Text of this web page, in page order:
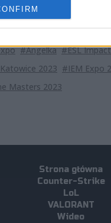
#Angelka #ESL Impact
2023 #IEM Expo
Masters 2023
Strona główna
Counter-Strike
LoL
VALORANT
Wideo